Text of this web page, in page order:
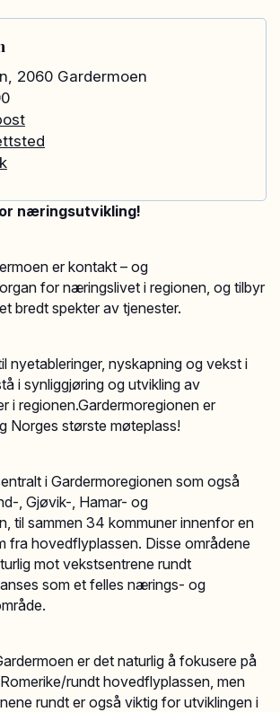
næringsutvikling!
er kontakt – og
for næringslivet i regionen, og tilbyr
bredt spekter av tjenester.
nyetableringer, nyskapning og vekst i
i synliggjøring og utvikling av
i regionen.Gardermoregionen er
Norges største møteplass!
i Gardermoregionen som også
, Gjøvik-, Hamar- og
til sammen 34 kommuner innenfor en
fra hovedflyplassen. Disse områdene
mot vekstsentrene rundt
som et felles nærings- og
er det naturlig å fokusere på
rundt hovedflyplassen, men
rundt er også viktig for utviklingen i
, 2060 Gardermoen